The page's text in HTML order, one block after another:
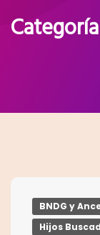
BNDG y
Hijos